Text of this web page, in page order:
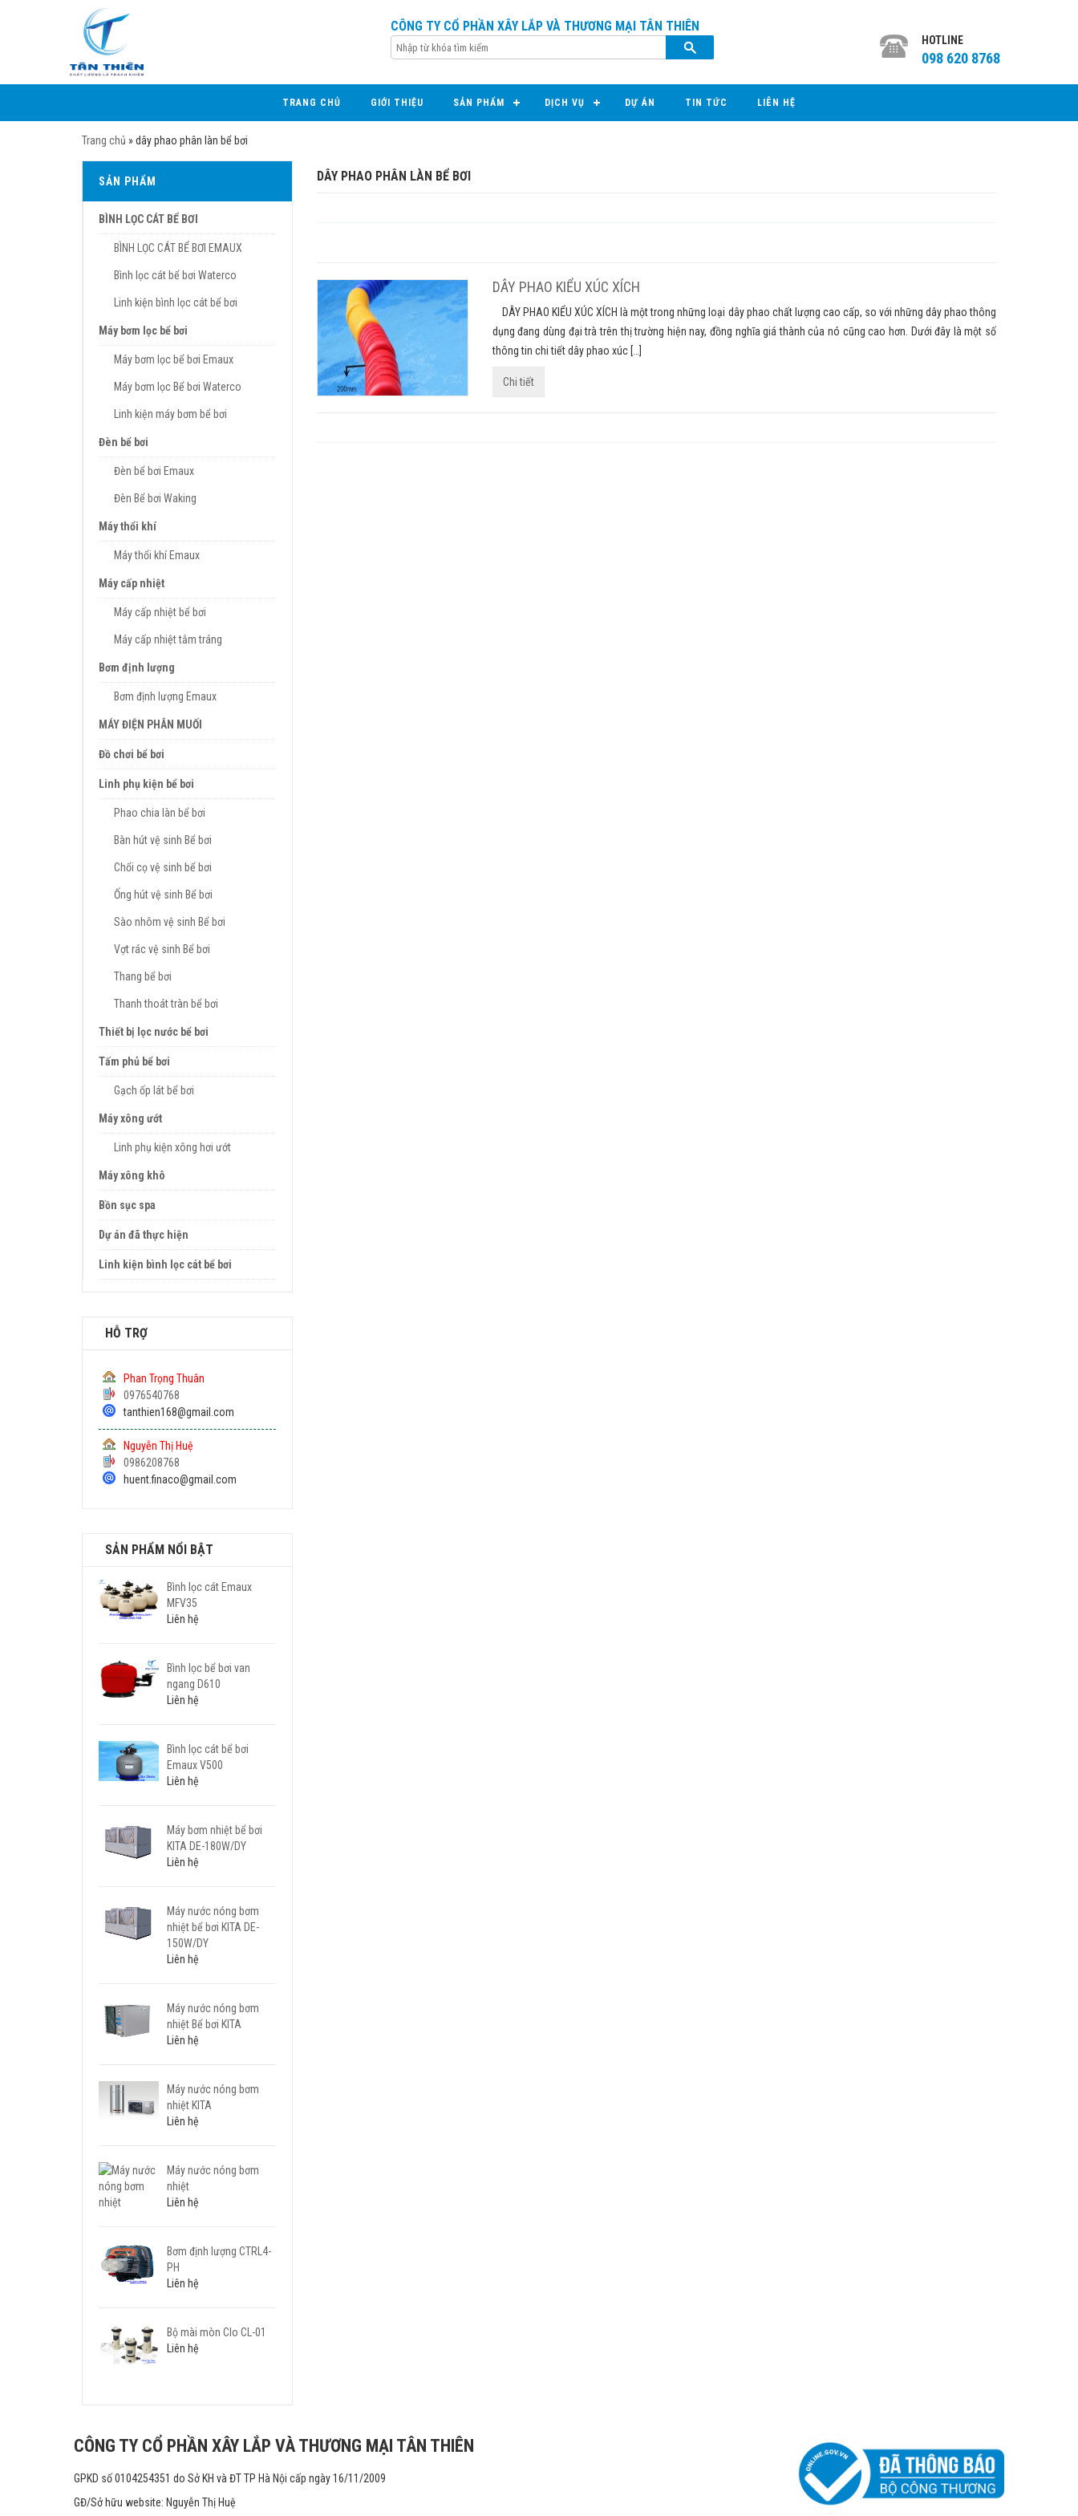
CÔNG TY CỔ PHẦN XÂY LẮP VÀ THƯƠNG MẠI TÂN THIÊN
HOTLINE
098 620 8768
TRANG CHỦ GIỚI THIỆU SẢN PHẨM DỊCH VỤ DỰ ÁN TIN TỨC LIÊN HỆ
Trang chủ »dây phao phân làn bể bơi
SẢN PHẨM
BÌNH LỌC CÁT BỂ BƠI
BÌNH LỌC CÁT BỂ BƠI EMAUX
Bình lọc cát bể bơi Waterco
Linh kiện bình lọc cát bể bơi
Máy bơm lọc bể bơi
Máy bơm lọc bể bơi Emaux
Máy bơm lọc Bể bơi Waterco
Linh kiện máy bơm bể bơi
Đèn bể bơi
Đèn bể bơi Emaux
Đèn Bể bơi Waking
Máy thổi khí
Máy thổi khí Emaux
Máy cấp nhiệt
Máy cấp nhiệt bể bơi
Máy cấp nhiệt tắm tráng
Bơm định lượng
Bơm định lượng Emaux
MÁY ĐIỆN PHÂN MUỐI
Đồ chơi bể bơi
Linh phụ kiện bể bơi
Phao chia làn bể bơi
Bàn hút vệ sinh Bể bơi
Chổi cọ vệ sinh bể bơi
Ống hút vệ sinh Bể bơi
Sào nhôm vệ sinh Bể bơi
Vợt rác vệ sinh Bể bơi
Thang bể bơi
Thanh thoát tràn bể bơi
Thiết bị lọc nước bể bơi
Tấm phủ bể bơi
Gạch ốp lát bể bơi
Máy xông ướt
Linh phụ kiện xông hơi ướt
Máy xông khô
Bồn sục spa
Dự án đã thực hiện
Linh kiện bình lọc cát bể bơi
HỖ TRỢ
Phan Trọng Thuân
0976540768
tanthien168@gmail.com
Nguyễn Thị Huệ
0986208768
huent.finaco@gmail.com
SẢN PHẨM NỔI BẬT
Bình lọc cát Emaux
MFV35
Liên hệ
Bình lọc bể bơi van
ngang D610
Liên hệ
Bình lọc cát bể bơi
Emaux V500
Liên hệ
Máy bơm nhiệt bể bơi
KITA DE-180W/DY
Liên hệ
Máy nước nóng bơm
nhiệt bể bơi KITA DE-
150W/DY
Liên hệ
Máy nước nóng bơm
nhiệt Bể bơi KITA
Liên hệ
Máy nước nóng bơm
nhiệt KITA
Liên hệ
Máy nước nóng bơm
nhiệt
Liên hệ
Bơm định lượng CTRL4-
PH
Liên hệ
Bộ mài mòn Clo CL-01
Liên hệ
DÂY PHAO PHÂN LÀN BỂ BƠI
DÂY PHAO KIỂU XÚC XÍCH
DÂY PHAO KIỂU XÚC XÍCH là một trong những loại dây phao chất lượng cao cấp, so với những dây phao thông
dụng đang dùng đại trà trên thị trường hiện nay, đồng nghĩa giá thành của nó cũng cao hơn. Dưới đây là một số
thông tin chi tiết dây phao xúc […]
Chi tiết
CÔNG TY CỔ PHẦN XÂY LẮP VÀ THƯƠNG MẠI TÂN THIÊN
GPKD số 0104254351 do Sở KH và ĐT TP Hà Nội cấp ngày 16/11/2009
GĐ/Sở hữu website: Nguyễn Thị Huệ